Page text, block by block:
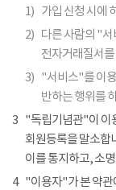
1) 가입 신청 시에
2) 다른 사람의 "
전자거래질서
3) "서비스"를 이
반하는 행위를
3 "독립기념관"이 이
회원등록을 말소합
이를 통지하고, 소
4
"이용자"가 본 약관